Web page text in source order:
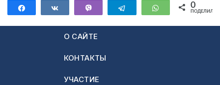
ПоделитьсяПоделиться Telegram WhatsApp
0
О САЙТЕ
КОНТАКТЫ
УЧАСТИЕ